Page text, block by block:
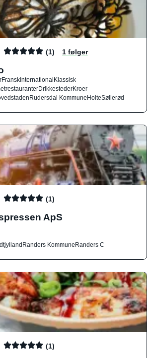
(1) 1 følger
FranskInternationalKlassisk
DrikkestederKroer
Rudersdal KommuneHolteSøllerød
(1)
ApS
Randers KommuneRanders C
(1)